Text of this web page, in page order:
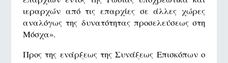
ιεραρχών από τις επαρχίες σε άλλες χώρες
αναλόγως της δυνατότητας προσελεύσεως στη
Μόσχα».
Προς της ενάρξεως της Συνάξεως Επισκόπων ο